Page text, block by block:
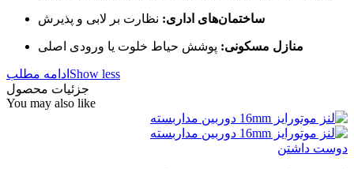
ساختمان‌های اداری: نظارت بر لابی و پذیرش
منازل مسکونی: پوشش حیاط خلوت یا ورودی اصلی
ادامه مطلب Show less
جزئیات محصول
You may also like
دوست داشتن